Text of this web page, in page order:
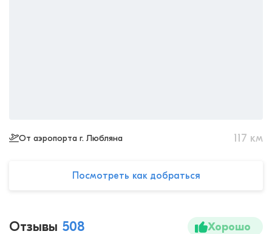
От аэропорта г. Любляна 117 км
Посмотреть как добраться
Отзывы 508 Хорошо